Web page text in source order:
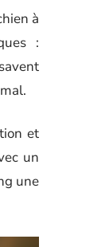
à
:
et
un
une